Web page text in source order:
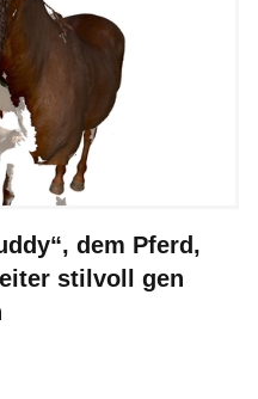
dem Pferd,
stilvoll gen